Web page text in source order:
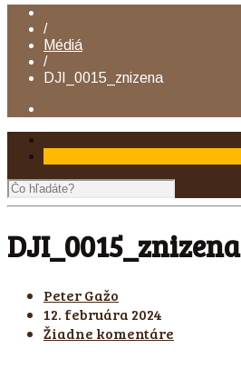
/
Médiá
/
DJI_0015_znizena
DJI_0015_znizena
Peter Gažo
12. februára 2024
Žiadne komentáre